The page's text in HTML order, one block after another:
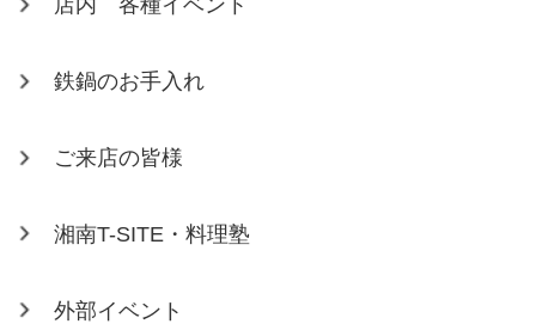
店内 各種イベント
鉄鍋のお手入れ
ご来店の皆様
湘南T-SITE・料理塾
外部イベント